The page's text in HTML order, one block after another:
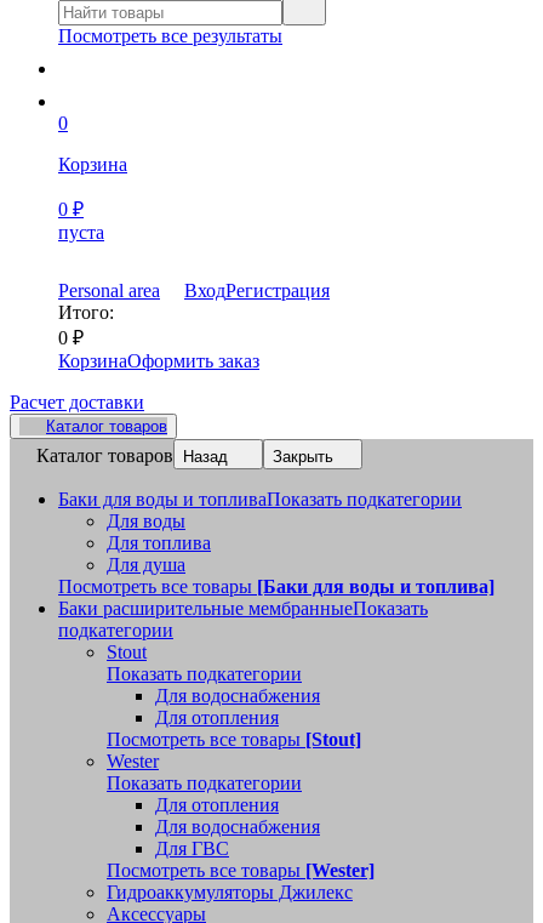
Посмотреть все результаты
0
Корзина
0 ₽
пуста
Personal area ВходРегистрация
Итого:
0 ₽
КорзинаОформить заказ
Расчет доставки
Каталог товаров
Каталог товаров Назад Закрыть
Баки для воды и топливаПоказать подкатегории
Для воды
Для топлива
Для душа
Посмотреть все товары [Баки для воды и топлива]
Баки расширительные мембранныеПоказать
подкатегории
Stout
Показать подкатегории
Для водоснабжения
Для отопления
Посмотреть все товары [Stout]
Wester
Показать подкатегории
Для отопления
Для водоснабжения
Для ГВС
Посмотреть все товары [Wester]
Гидроаккумуляторы Джилекс
Аксессуары